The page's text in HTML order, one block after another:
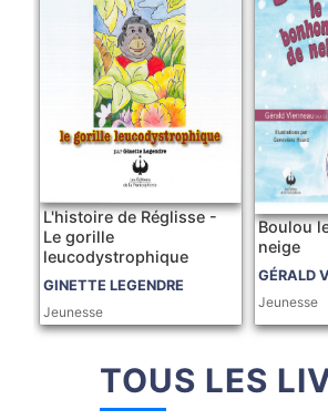
L'histoire de Réglisse -
Le gorille
leucodystrophique
GINETTE LEGENDRE
Jeunesse
Boulou
neige
GÉRALD
Jeunesse
TOUS LES